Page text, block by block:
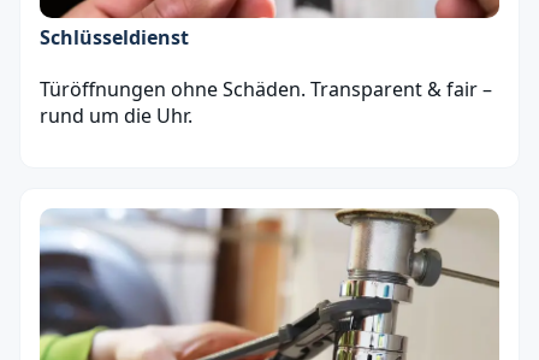
Schlüsseldienst
Türöffnungen ohne Schäden. Transparent & fair –
rund um die Uhr.